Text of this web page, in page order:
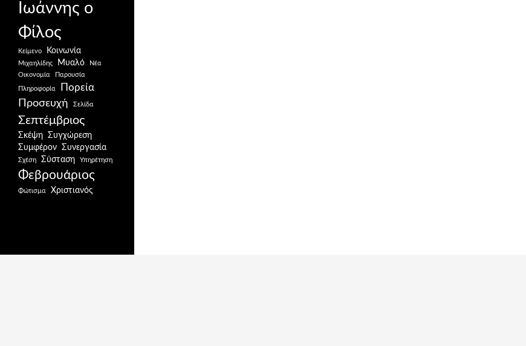
Ιωάννης ο
Φίλος
Κείμενο Κοινωνία
Μιχαηλίδης Μυαλό
Νέα
Οικονομία
Παρουσία
Πληροφορία Πορεία
Προσευχή Σελίδα
Σεπτέμβριος
Σκέψη Συγχώρεση
Συμφέρον Συνεργασία
Σχέση Σύσταση Υπηρέτηση
Φεβρουάριος
Φώτισμα Χριστιανός